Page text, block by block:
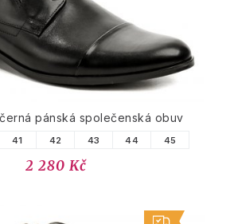
pánská společenská obuv
41 42 43 44 45
2 280 Kč